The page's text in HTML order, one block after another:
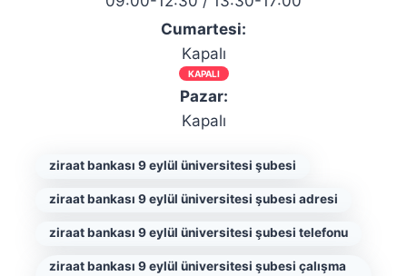
Cumartesi:
Kapalı
KAPALI
Pazar:
Kapalı
ziraat bankası 9 eylül üniversitesi şubesi
ziraat bankası 9 eylül üniversitesi şubesi adresi
ziraat bankası 9 eylül üniversitesi şubesi telefonu
ziraat bankası 9 eylül üniversitesi şubesi çalışma